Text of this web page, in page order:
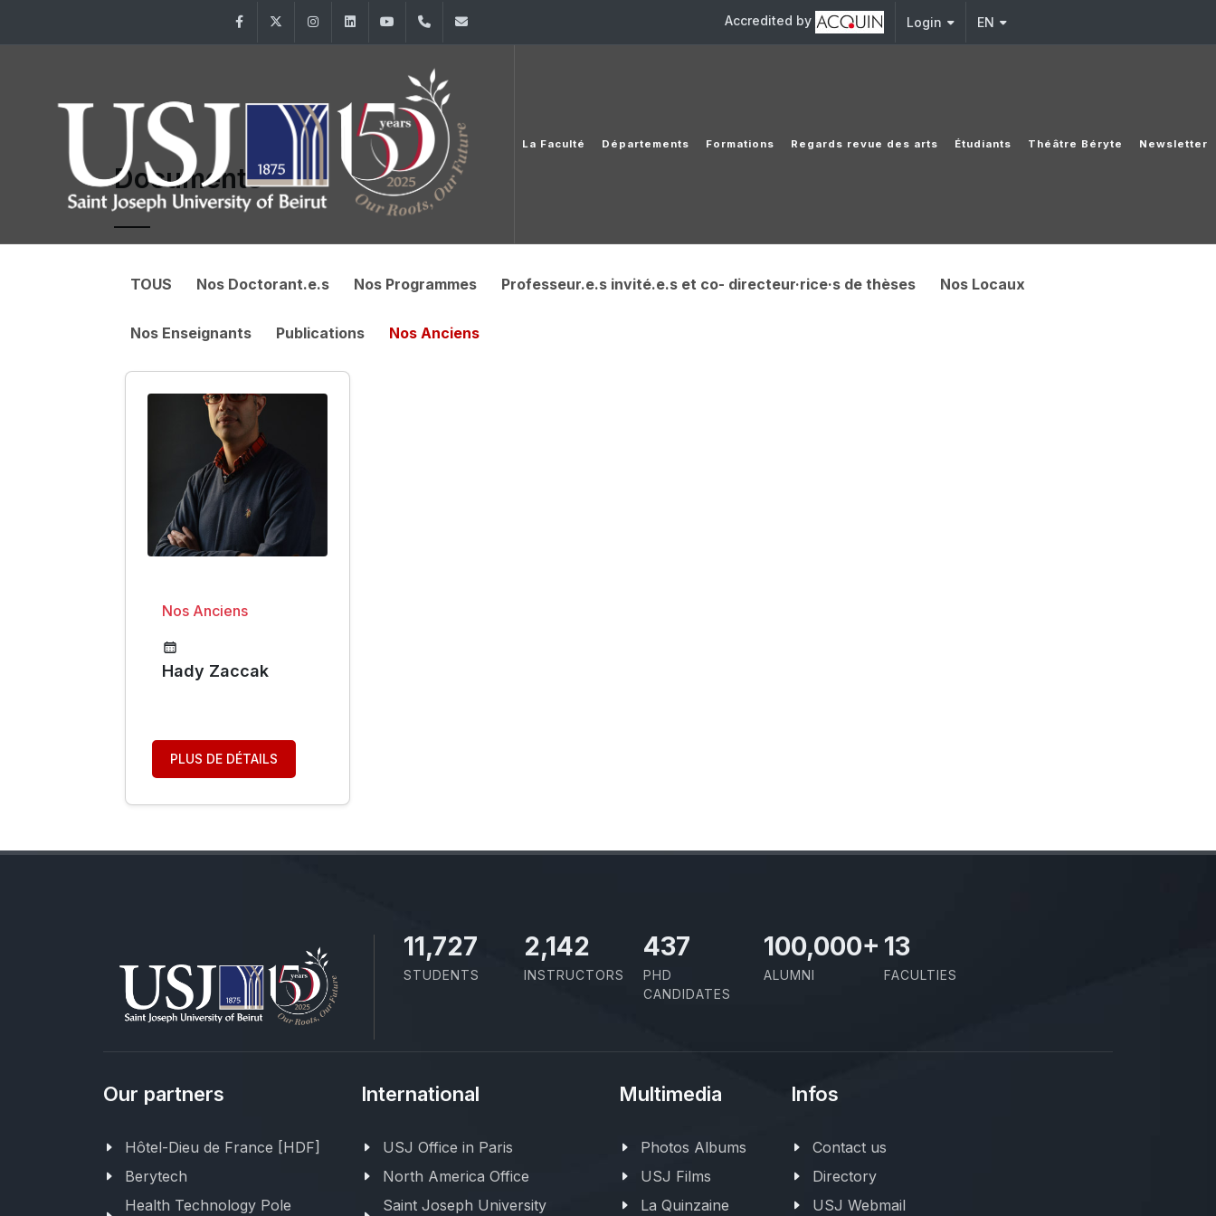
FacebookTwitter InstagramLinkedInYouTube+961 (1) 421 530 Accredited by Login EN
La Faculté Départements Formations Regards revue des arts Étudiants Théâtre Béryte Newsletter
Documents
TOUS Nos Doctorant.e.s Nos Programmes Professeur.e.s invité.e.s et co- directeur·rice·s de thèses Nos Locaux
Nos Enseignants Publications Nos Anciens
Nos Anciens
Hady Zaccak
PLUS DE DÉTAILS
11,727
STUDENTS
2,142
INSTRUCTORS
437
PHD
CANDIDATES
100,000+
ALUMNI
13
FACULTIES
Our partners
Hôtel-Dieu de France [HDF]
Berytech
Health Technology Pole
International
USJ Office in Paris
North America Office
Saint Joseph University
Multimedia
Photos Albums
USJ Films
La Quinzaine
Infos
Contact us
Directory
USJ Webmail